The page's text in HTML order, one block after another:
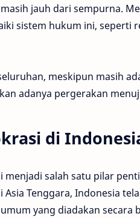
jauh dari sempurna.
sistem hukum ini, seperti
meskipun masih
adanya pergerakan
di
menjadi salah satu pilar
Asia Tenggara, Indonesia
yang diadakan